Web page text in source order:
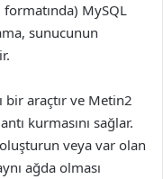
formatında) MySQL
sunucunun
bir araçtır ve Metin2
kurmasını sağlar.
veya var olan
ağda olması